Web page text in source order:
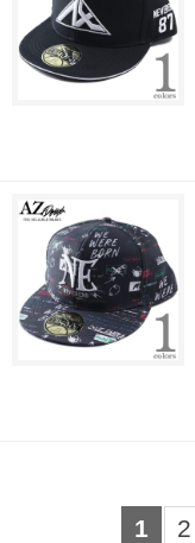
1 2